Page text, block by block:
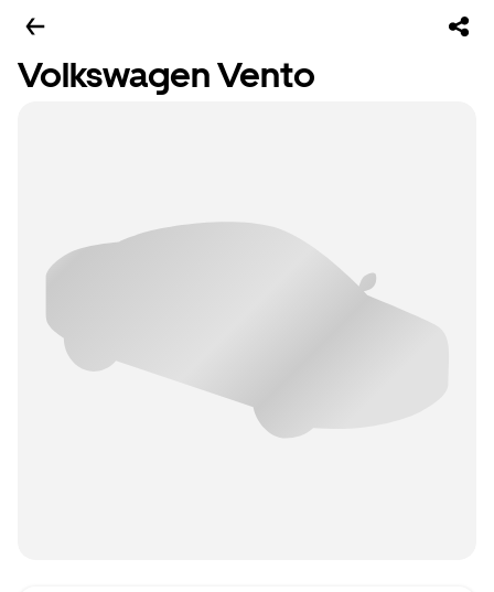
Volkswagen Vento